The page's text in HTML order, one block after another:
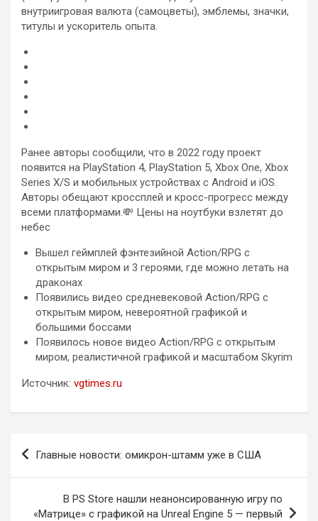
внутриигровая валюта (самоцветы), эмблемы, значки,
титулы и ускоритель опыта.
Ранее авторы сообщили, что в 2022 году проект
появится на PlayStation 4, PlayStation 5, Xbox One, Xbox
Series X/S и мобильных устройствах с Android и iOS.
Авторы обещают кроссплей и кросс-прогресс между
всеми платформами.💸 Цены на ноутбуки взлетят до
небес
Вышел геймплей фэнтезийной Action/RPG с
открытым миром и 3 героями, где можно летать на
драконах
Появились видео средневековой Action/RPG с
открытым миром, невероятной графикой и
большими боссами
Появилось новое видео Action/RPG с открытым
миром, реалистичной графикой и масштабом Skyrim
Источник: vgtimes.ru
Навигация
Главные новости: омикрон-штамм уже в США
В PS Store нашли неанонсированную игру по
«Матрице» с графикой на Unreal Engine 5 — первый